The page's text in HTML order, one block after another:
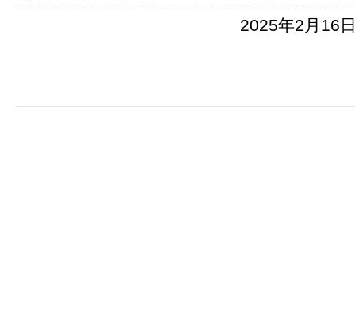
2025年2月16